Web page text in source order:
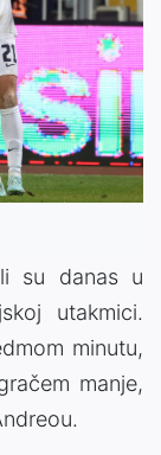
su danas u
utakmici.
minutu,
manje,